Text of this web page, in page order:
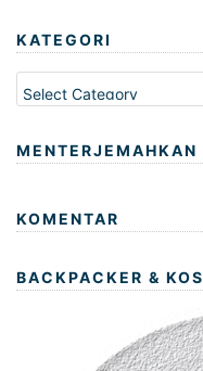
KATEGORI
Kategori
MENTERJEMAHKAN
KOMENTAR
BACKPACKER & KOS